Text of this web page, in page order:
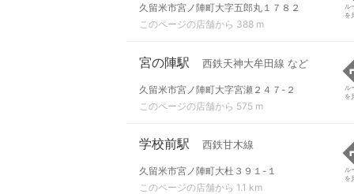
久留米市宮ノ陣町大字五郎丸１７８２
このページの店舗から 388 m
ル
を
宮の陣駅 西鉄天神大牟田線 など
久留米市宮ノ陣町大字宮瀬２４７-２
このページの店舗から 575 m
ル
を
学校前駅 西鉄甘木線
久留米市宮ノ陣町大杜３９１-１
このページの店舗から 1.1 km
ル
を